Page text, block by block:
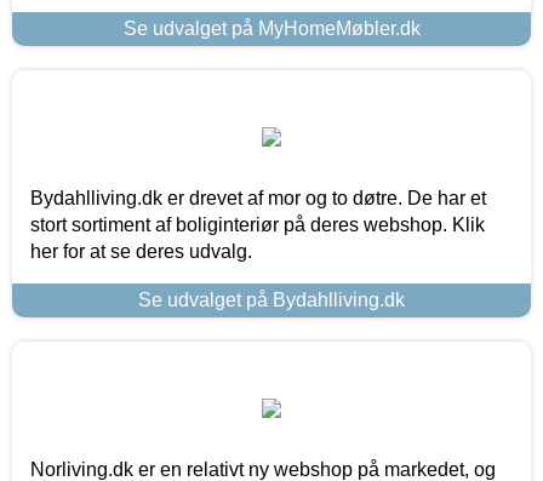
Se udvalget på MyHomeMøbler.dk
Bydahlliving.dk er drevet af mor og to døtre. De har et
stort sortiment af boliginteriør på deres webshop. Klik
her for at se deres udvalg.
Se udvalget på Bydahlliving.dk
Norliving.dk er en relativt ny webshop på markedet, og